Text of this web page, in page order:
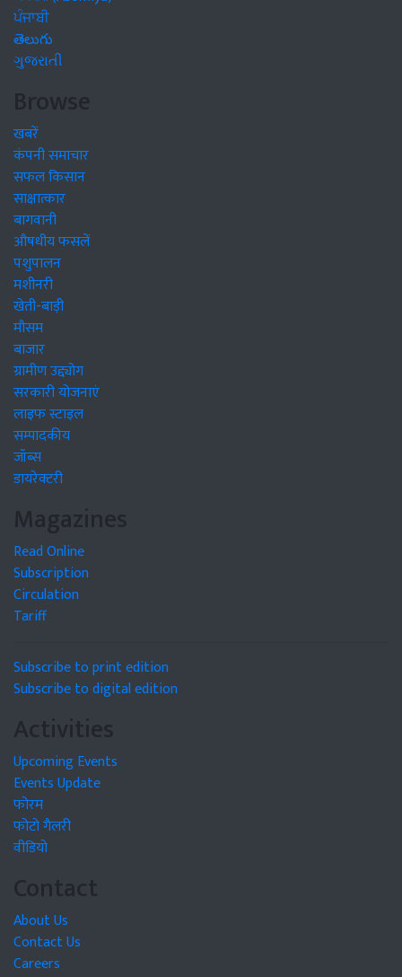
ਪੰਜਾਬੀ
తెలుగు
ગુજરાતી
Browse
खबरें
कंपनी समाचार
सफल किसान
साक्षात्कार
बागवानी
औषधीय फसलें
पशुपालन
मशीनरी
खेती-बाड़ी
मौसम
बाजार
ग्रामीण उद्द्योग
सरकारी योजनाएं
लाइफ स्टाइल
सम्पादकीय
जॉब्स
डायरेक्टरी
Magazines
Read Online
Subscription
Circulation
Tariff
Subscribe to print edition
Subscribe to digital edition
Activities
Upcoming Events
Events Update
फोरम
फोटो गैलरी
वीडियो
Contact
About Us
Contact Us
Careers